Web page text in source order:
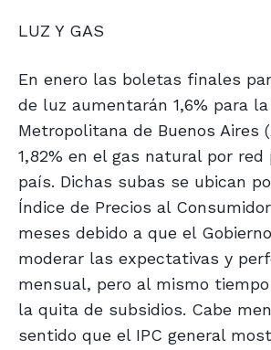
LUZ Y GAS
En enero las boletas finales
de luz aumentarán 1,6% para
Metropolitana de Buenos Aires
1,82% en el gas natural por red
país. Dichas subas se ubican
Índice de Precios al
meses debido a que el
moderar las expectativas y
mensual, pero al mismo
la quita de subsidios. Cabe
sentido que el IPC general